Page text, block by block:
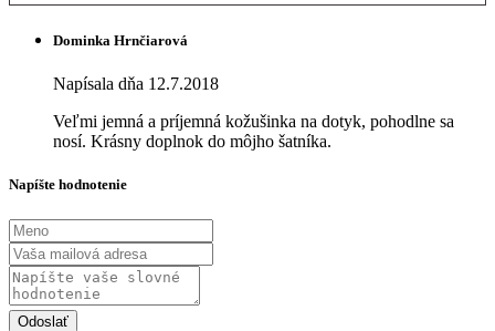
Dominka Hrnčiarová
Napísala dňa 12.7.2018
Veľmi jemná a príjemná kožušinka na dotyk, pohodlne sa
nosí. Krásny doplnok do môjho šatníka.
Napíšte hodnotenie
Odoslať